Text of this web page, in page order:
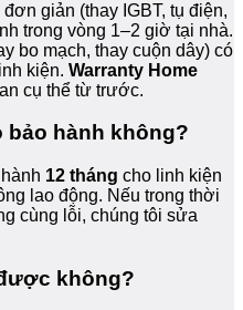
đơn giản (thay IGBT, tụ điện,
trong vòng 1–2 giờ tại nhà.
bo mạch, thay cuộn dây) có
kiện. Warranty Home
cụ thể từ trước.
hành không?
12 tháng cho linh kiện
lao động. Nếu trong thời
cùng lỗi, chúng tôi sửa
không?